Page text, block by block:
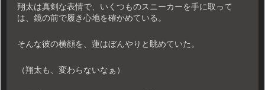
翔太は真剣な表情で、いくつものスニーカーを手に取って
は、鏡の前で履き心地を確かめている。
そんな彼の横顔を、蓮はぼんやりと眺めていた。
（翔太も、変わらないなぁ）